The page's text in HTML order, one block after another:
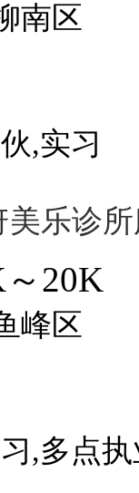
南区
,实习
乐诊
20K
峰区
,多点